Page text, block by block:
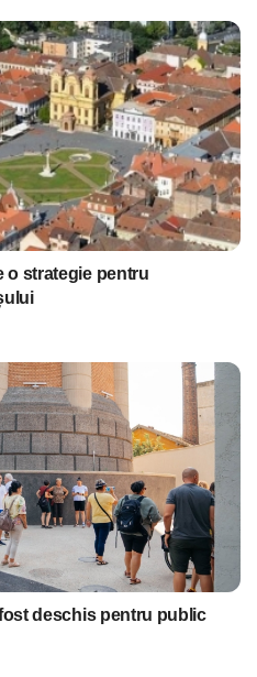
o strategie pentru
deschis pentru public